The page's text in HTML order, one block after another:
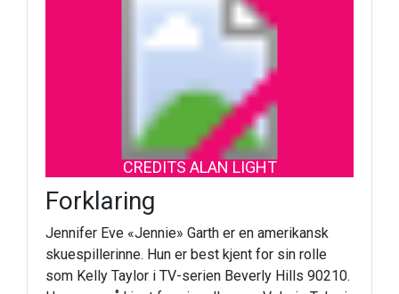
CREDITS ALAN LIGHT
Forklaring
Jennifer Eve «Jennie» Garth er en amerikansk
skuespillerinne. Hun er best kjent for sin rolle
som Kelly Taylor i TV-serien Beverly Hills 90210.